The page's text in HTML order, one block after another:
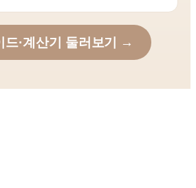
드·계산기 둘러보기 →